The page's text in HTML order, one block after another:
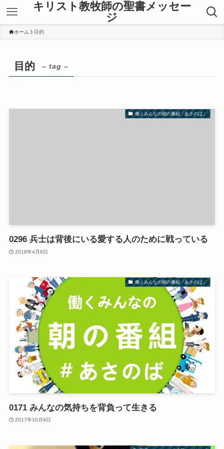
キリスト教牧師の聖書メッセー
ジ
ホーム 目的
目的 – tag –
働くみんなの朝の番組「あさのば」
0296 兵士は背後にいる愛する人のために戦っている
2018年4月9日
働くみんなの朝の番組「あさのば」
0171 みんなの気持ちを背負って生きる
2017年10月9日